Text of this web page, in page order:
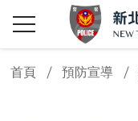
首頁 預防宣導